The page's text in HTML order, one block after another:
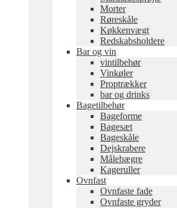
Morter
Røreskåle
Køkkenvægt
Redskabsholdere
Bar og vin
vintilbehør
Vinkøler
Proptrækker
bar og drinks
Bagetilbehør
Bageforme
Bagesæt
Bageskåle
Dejskrabere
Målebægre
Kageruller
Ovnfast
Ovnfaste fade
Ovnfaste gryder